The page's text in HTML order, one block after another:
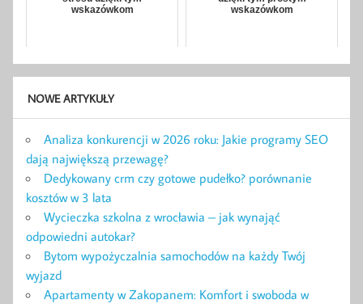
wskazówkom
wskazówkom
NOWE ARTYKUŁY
Analiza konkurencji w 2026 roku: Jakie programy SEO
dają największą przewagę?
Dedykowany crm czy gotowe pudełko? porównanie
kosztów w 3 lata
Wycieczka szkolna z wrocławia – jak wynająć
odpowiedni autokar?
Bytom wypożyczalnia samochodów na każdy Twój
wyjazd
Apartamenty w Zakopanem: Komfort i swoboda w